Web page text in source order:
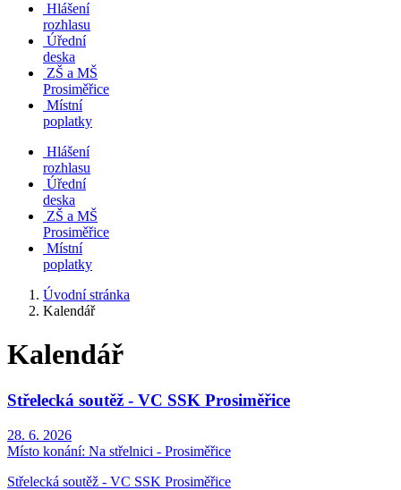
Hlášení
rozhlasu
Úřední
deska
ZŠ a MŠ
Prosiměřice
Místní
poplatky
Hlášení
rozhlasu
Úřední
deska
ZŠ a MŠ
Prosiměřice
Místní
poplatky
Úvodní stránka
Kalendář
Kalendář
Střelecká soutěž - VC SSK Prosiměřice
28. 6. 2026
Místo konání: Na střelnici - Prosiměřice
Střelecká soutěž - VC SSK Prosiměřice